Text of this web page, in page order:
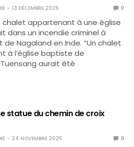
13 DÉCEMBRE 2025 0
chalet appartenant à une église
dans un incendie criminel à
de Nagaland en Inde. “Un chalet
à l’église baptiste de
aurait été
statue du chemin de croix
24 NOVEMBRE 2025 0